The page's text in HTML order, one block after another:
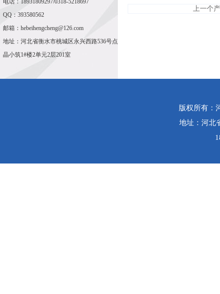
电话：18931809297/0318-5218697
QQ：393580562
邮箱：hebeihengcheng@126.com
地址：河北省衡水市桃城区永兴西路536号点
晶小筑1#楼2单元2层201室
上一个
版权所有：
地址：河北